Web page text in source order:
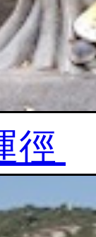
徑